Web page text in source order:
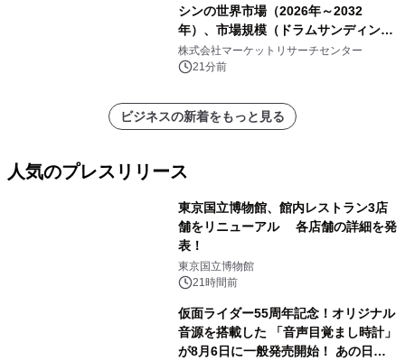
シンの世界市場（2026年～2032
年）、市場規模（ドラムサンディング
マシン、ジェットサンディングマシ
ン、ローラーサンディングマシン、そ
株式会社マーケットリサーチセンター
21分前
ビジネスの新着をもっと見る
人気のプレスリリース
東京国立博物館、館内レストラン3店
舗をリニューアル 各店舗の詳細を発
表！
東京国立博物館
21時間前
仮面ライダー55周年記念！オリジナル
音源を搭載した 「音声目覚まし時計」
が8月6日に一般発売開始！ あの日の